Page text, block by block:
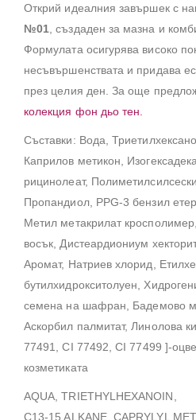
Открий идеалния завършек с
№01, създаден за мазна и
Формулата осигурява високо
несъвършенствата и придава
през целия ден. За още
колекция фон дьо тен.
Съставки: Вода,
Каприлов метикон,
рицинолеат,
Пропандиол, PPG-3 бензил
Метил метакрилат
восък, Дистеардиониум
Аромат, Натриев хлорид,
бутилхидрокситолуен,
семена на шафран, Бадемово
Аскорбил палмитат, Линолова
77491, CI 77492, CI 77499 ]-
козметиката
AQUA, TRIETHYLHEXANOIN,
C13-15 ALKANE, CAPRYLYL